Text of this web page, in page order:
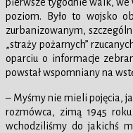
poziom. Było to wojsko
zurbanizowanym,
„straży pożarnych”
oparciu o informacje
powstał wspomniany na
– Myśmy nie mieli pojęcia,
rozmówca, zimą 1945
wchodziliśmy do jakichś